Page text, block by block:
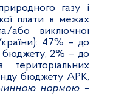
газу і
плати в межах
або виключної
47% – до
бюджету, 2% – до
бюджету АРК,
чинною нормою –